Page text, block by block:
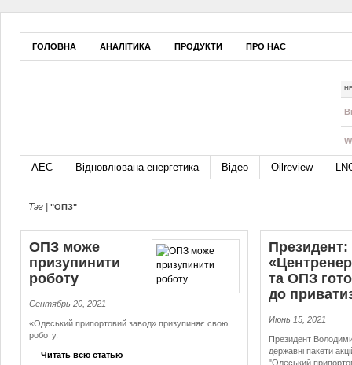
ГОЛОВНА АНАЛІТИКА ПРОДУКТИ ПРО НАС
АЕС Відновлювана енергетика Відео Oilreview
Тэг | "ОПЗ"
ОПЗ може
призупинити
роботу
Сентябрь 20, 2021
«Одеський припортовий завод» призупиняє свою
роботу.
Читать всю статью
Президент:
та ОПЗ
до
Июнь 15, 2021
Президент
державні пакети
"Одеський